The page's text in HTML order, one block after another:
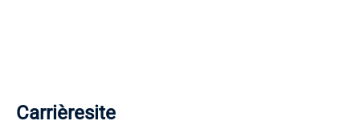
Carrièresite